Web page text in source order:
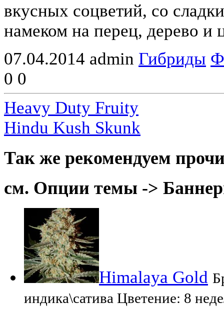
вкусных соцветий, со
намеком на перец, дерево и
07.04.2014 admin Гибриды
0 0
Heavy Duty Fruity
Hindu Kush Skunk
Так же рекомендуем
см. Опции темы ->
Himalaya Gold
индикa\сативa Цветение: 8